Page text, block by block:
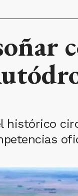
histórico